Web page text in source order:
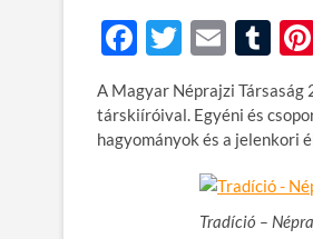
F
e
b
T
w
itt
er
E
m
ail
T
m
bl
r
A Magyar Néprajzi
társkiíróival. Egyéni és
hagyományok és a jelenkori
Tradíció –